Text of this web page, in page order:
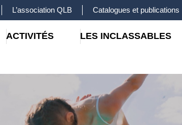
L’association QLB Catalogues et publications
ACTIVITÉS LES INCLASSABLES